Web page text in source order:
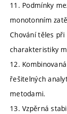
11. Podmínky
monotonním
Chování těles při
charakteristiky
12.
řešitelných
metodami.
13. Vzpěrná